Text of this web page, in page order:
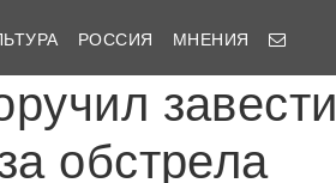
РОССИЯ МНЕНИЯ
завести
обстрела